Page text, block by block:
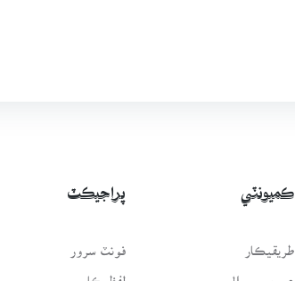
ڪميونٽي
طريقيڪار
عمومي سوال
پراجيڪٽ
فونٽ سرور
لفظيڪار